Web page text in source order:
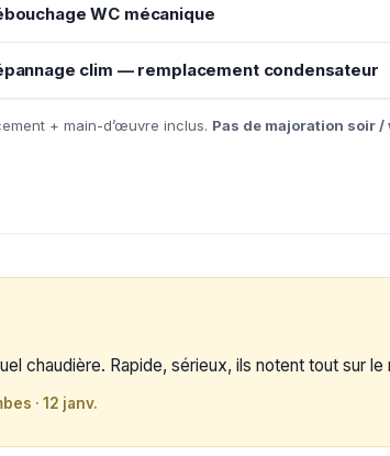
WC mécanique
clim — remplacement condensateur
+ main-d’œuvre inclus. Pas de majoration soir
chaudière. Rapide, sérieux, ils notent tout sur
· 12 janv.